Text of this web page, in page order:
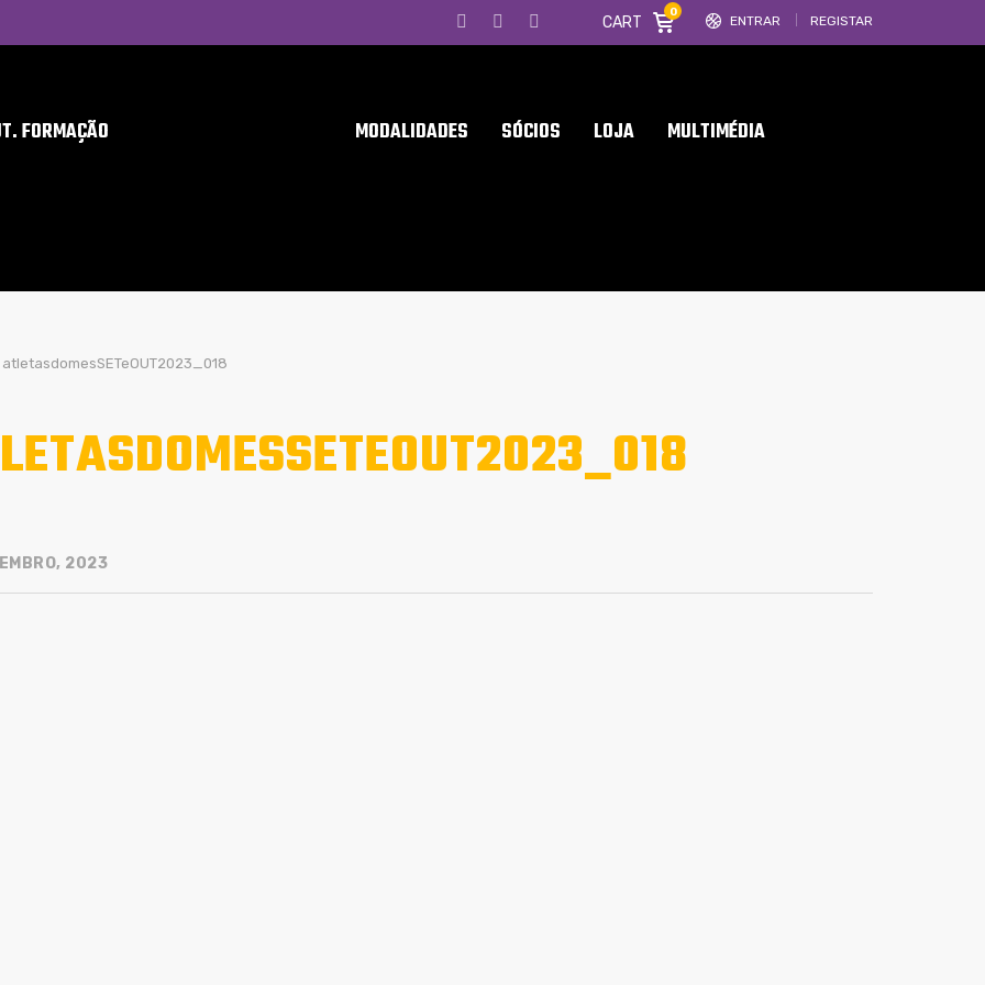
ENTRAR REGISTAR
CART
0
FORMAÇÃO MODALIDADES SÓCIOS LOJA MULTIMÉDIA
atletasdomesSETeOUT2023_018
2023